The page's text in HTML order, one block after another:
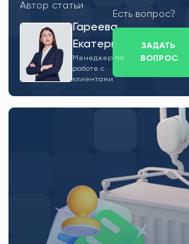
Автор статьи
Гареева
Екатерина
Менеджер по
работе с
клиентами
Есть вопрос?
ЗАДАТЬ
ВОПРОС